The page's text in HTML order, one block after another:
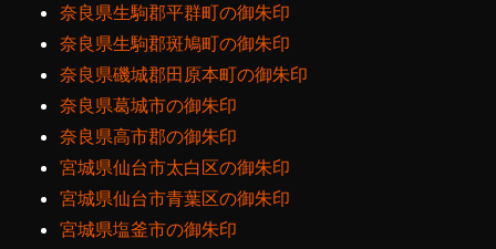
奈良県生駒郡平群町の御朱印
奈良県生駒郡斑鳩町の御朱印
奈良県磯城郡田原本町の御朱印
奈良県葛城市の御朱印
奈良県高市郡の御朱印
宮城県仙台市太白区の御朱印
宮城県仙台市青葉区の御朱印
宮城県塩釜市の御朱印